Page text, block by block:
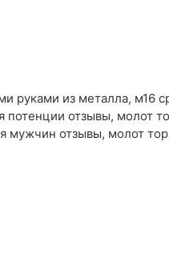
руками из металла, м16
потенции отзывы, молот
мужчин отзывы, молот